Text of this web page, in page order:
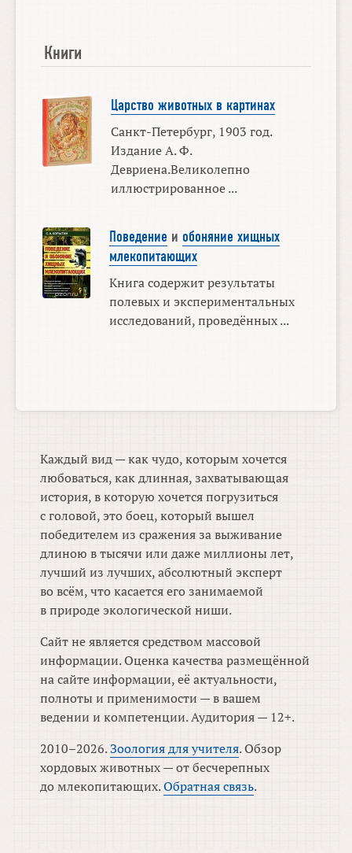
Книги
Царство животных в картинах
Санкт-Петербург, 1903 год.
Издание А. Ф.
Девриена.Великолепно
иллюстрированное ...
Поведение и обоняние хищных
млекопитающих
Книга содержит результаты
полевых и экспериментальных
исследований, проведённых ...
Каждый вид — как чудо, которым хочется
любоваться, как длинная, захватывающая
история, в которую хочется погрузиться
с головой, это боец, который вышел
победителем из сражения за выживание
длиною в тысячи или даже миллионы лет,
лучший из лучших, абсолютный эксперт
во всём, что касается его занимаемой
в природе экологической ниши.
Сайт не является средством массовой
информации. Оценка качества размещённой
на сайте информации, её актуальности,
полноты и применимости — в вашем
ведении и компетенции. Аудитория — 12+.
2010–2026.Зоология для учителя. Обзор
хордовых животных — от бесчерепных
до млекопитающих.Обратная связь.